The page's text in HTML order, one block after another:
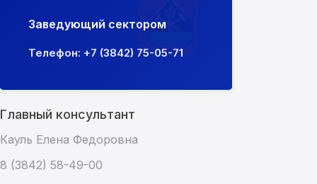
Заведующий сектором
Телефон: +7 (3842) 75-05-71
Главный консультант
Кауль Елена Федоровна
8 (3842) 58-49-00